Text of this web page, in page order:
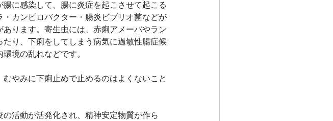
に感染して、腸に炎症を起こさせて起こる
カンピロバクター・腸炎ビブリオ菌などが
ります。寄生虫には、赤痢アメーバやラン
り、下痢をしてしまう病気に過敏性腸症候
境の乱れなどです。
やみに下痢止めで止めるのはよくないこと
活動が活発化され、精神安定物質が作ら